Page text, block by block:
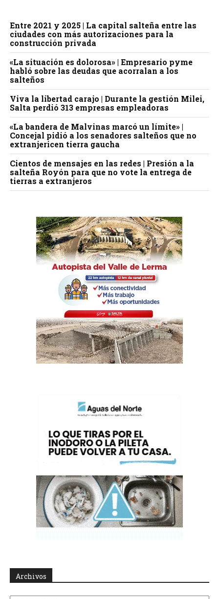
Entre 2021 y 2025 | La capital salteña entre las
ciudades con más autorizaciones para la
construcción privada
«La situación es dolorosa» | Empresario pyme
habló sobre las deudas que acorralan a los
salteños
Viva la libertad carajo | Durante la gestión Milei,
Salta perdió 313 empresas empleadoras
«La bandera de Malvinas marcó un límite» |
Concejal pidió a los senadores salteños que no
extranjericen tierra gaucha
Cientos de mensajes en las redes | Presión a la
salteña Royón para que no vote la entrega de
tierras a extranjeros
Archivos
Archivos